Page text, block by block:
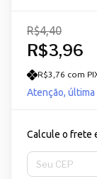
R$3,96
R$4,40
R$3,76 com
Atenção, última
Calcule o frete
Entregas para o